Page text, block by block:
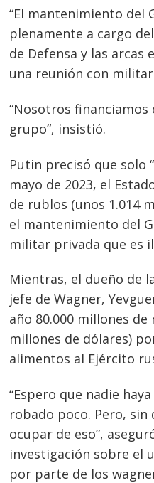
“El mantenimiento del
plenamente a cargo
de Defensa y las arcas
una reunión con
“Nosotros
grupo”, insistió.
Putin precisó que solo
mayo de 2023, el
de rublos (unos 1.014
el mantenimiento del
militar privada que es
Mientras, el dueño de
jefe de Wagner,
año 80.000 millones
millones de dólares)
alimentos al Ejército
“Espero que nadie
robado poco. Pero, sin
ocupar de eso”,
investigación sobre el
por parte de los